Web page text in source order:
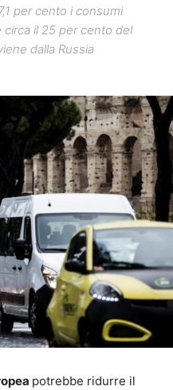
per cento i consumi
il 25 per cento del
dalla Russia
potrebbe ridurre il